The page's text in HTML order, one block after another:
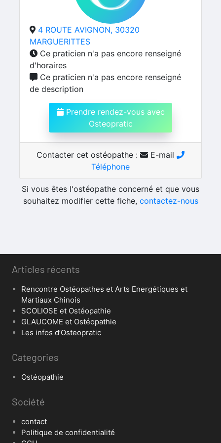
4 ROUTE AVIGNON, 30320
MARGUERITTES
Ce praticien n'a pas encore renseigné
d'horaires
Ce praticien n'a pas encore renseigné
de description
Prendre rendez-vous avec
Osteopratic
Contacter cet ostéopathe :
E-mail
Téléphone
Si vous êtes l'ostéopathe concerné et que vous
souhaitez modifier cette fiche, contactez-nous
Articles récents
Rencontre Ostéopathes et Arts Energétiques et
Martiaux Chinois
SCOLIOSE et Ostéopathie
GLAUCOME et Ostéopathie
Les infos d’Osteopratic
Categories
Ostéopathie
Société
contact
Politique de confidentialité